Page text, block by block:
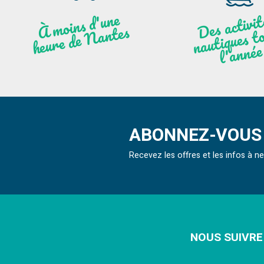
À
moi
ns
d'u
ne
heu
re
de
N
a
ntes quesnée
ABONNEZ-
Recevez les offres et les infos à
NOUS